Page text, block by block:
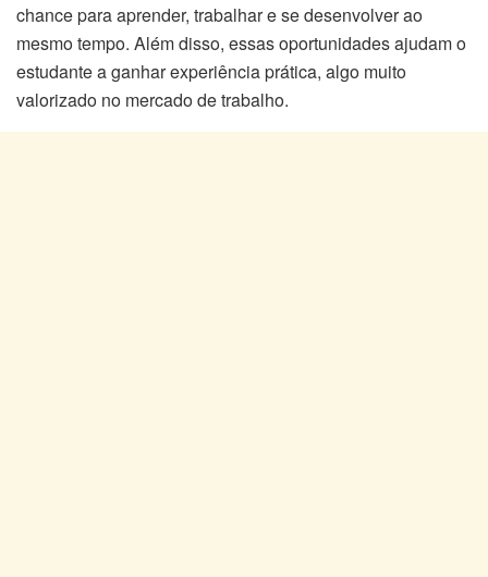
chance para aprender, trabalhar e se desenvolver ao
mesmo tempo. Além disso, essas oportunidades ajudam o
estudante a ganhar experiência prática, algo muito
valorizado no mercado de trabalho.